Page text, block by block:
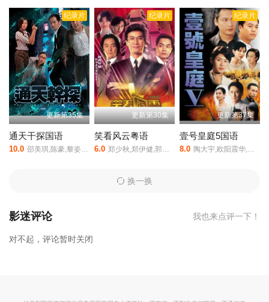
纪录片
更新第35集
通天干探国语
10.0 邵美琪,陈豪,黎姿,元彪,蒙嘉慧,郑嘉颖,高钧贤,陈宇琛,甄志强
纪录片
更新第30集
笑看风云粤语
6.0 郑少秋,郑伊健,郭晋安,郭蔼明,陈松伶,古巨基,商天娥,简佩筠,江毅,朱江,许绍雄
纪录片
更新第37集
壹号皇庭5国语
8.0 陶大宇,欧阳震华,吴启华,宣萱,陈慧珊,蔡少芬,林保怡,马浚伟
换一换
影迷评论 我也来点评一下！
对不起，评论暂时关闭